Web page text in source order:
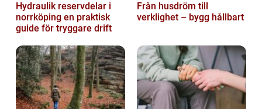
Hydraulik reservdelar i
norrköping en praktisk
guide för tryggare drift
Från husdröm till
verklighet – bygg hållbart